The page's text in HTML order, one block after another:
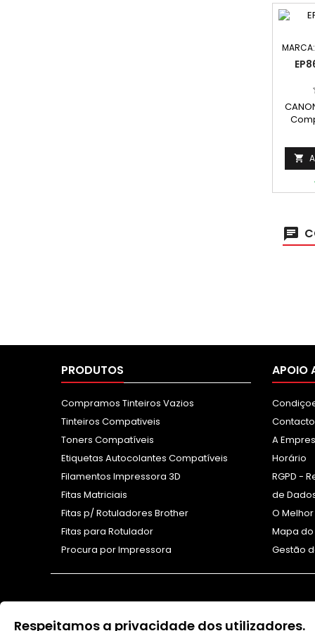
MARCA:

PRODUTOS
Compramos Tinteiros Vazios
Tinteiros Compativeis
Toners Compatíveis
Etiquetas Autocolantes Compatíveis
Filamentos Impressora 3D
Fitas Matriciais
Fitas p/ Rotuladores Brother
Fitas para Rotulador
Procura por Impressora
APOIO
A
Horário
RGPD -
de
O
Mapa do
Gestão
Respeitamos a privacidade dos utilizadores.